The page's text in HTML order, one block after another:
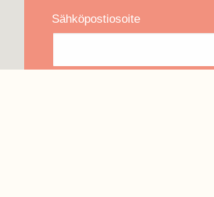
Sähköpostiosoite